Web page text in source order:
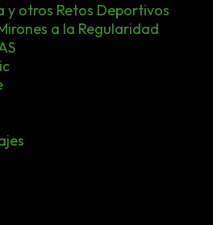
y otros Retos Deportivos
a la Regularidad